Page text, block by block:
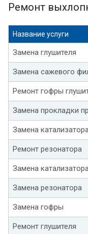
Ремонт
Название услуги
Замена глушителя
Замена сажевого
Ремонт гофры
Замена прокладки
Замена
Ремонт резонатора
Замена
Замена резонатора
Замена гофры
Ремонт глушителя